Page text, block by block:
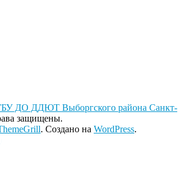
ДО ДДЮТ Выборгского района Санкт-
защищены.
. Создано на WordPress.